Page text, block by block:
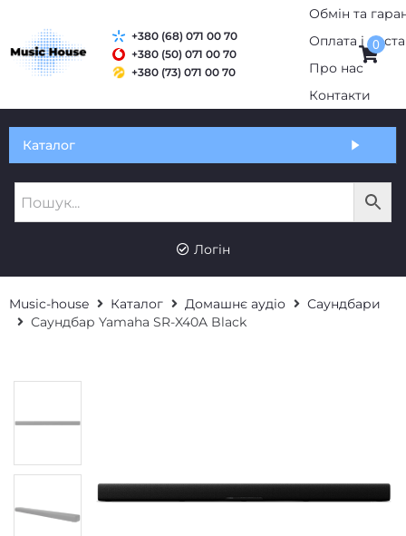
Обмін та гарантія
Про нас
+380 (50) 071 00 70
+380 (73) 071 00 70
0
RU
Логін
Music-house Каталог Домашнє аудіо
Саундбари
Саундбар Yamaha SR-X40A Black